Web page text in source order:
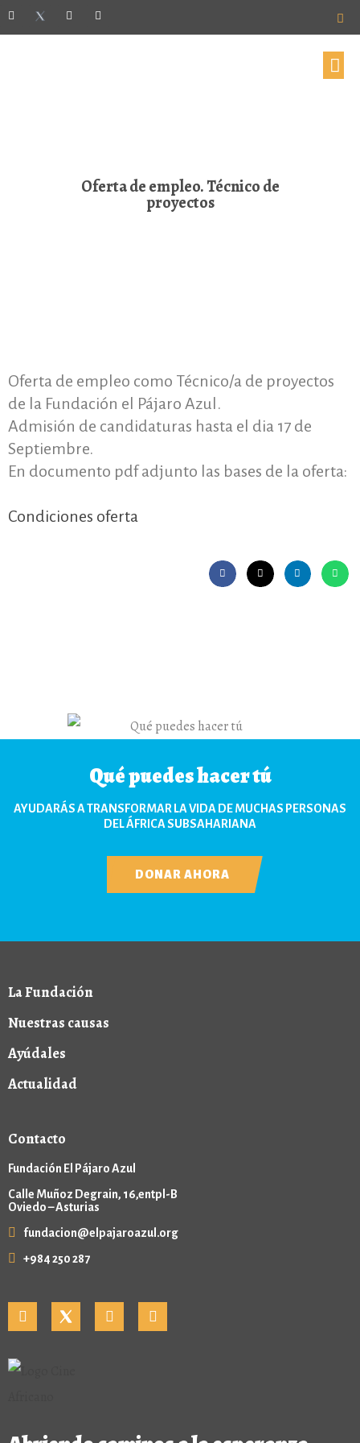
Oferta de empleo. Técnico de
proyectos
Oferta de empleo como Técnico/a de proyectos
de la Fundación el Pájaro Azul.
Admisión de candidaturas hasta el dia 17 de
Septiembre.
En documento pdf adjunto las bases de la oferta:
Condiciones oferta
Qué puedes hacer tú
AYUDARÁS A TRANSFORMAR LA VIDA DE MUCHAS PERSONAS
DEL ÁFRICA SUBSAHARIANA
DONAR AHORA
La Fundación
Nuestras causas
Ayúdales
Actualidad
Contacto
Fundación El Pájaro Azul
Calle Muñoz Degrain, 16,entpl-B
Oviedo – Asturias
fundacion@elpajaroazul.org
+984 250 287